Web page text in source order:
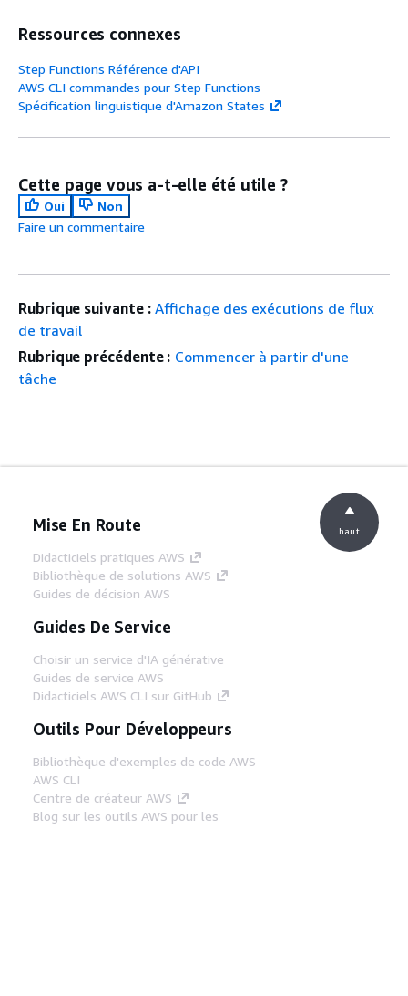
Ressources connexes
Step Functions Référence d'API
AWS CLI commandes pour Step Functions
Spécification linguistique d'Amazon States
Cette page vous a-t-elle été utile ?
Oui
Non
Faire un commentaire
Rubrique suivante : Affichage des exécutions de flux
de travail
Rubrique précédente : Commencer à partir d'une
tâche
Mise En Route
Didacticiels pratiques AWS
Bibliothèque de solutions AWS
Guides de décision AWS
Guides De Service
Choisir un service d'IA générative
Guides de service AWS
Didacticiels AWS CLI sur GitHub
Outils Pour Développeurs
Bibliothèque d'exemples de code AWS
AWS CLI
Centre de créateur AWS
Blog sur les outils AWS pour les
haut